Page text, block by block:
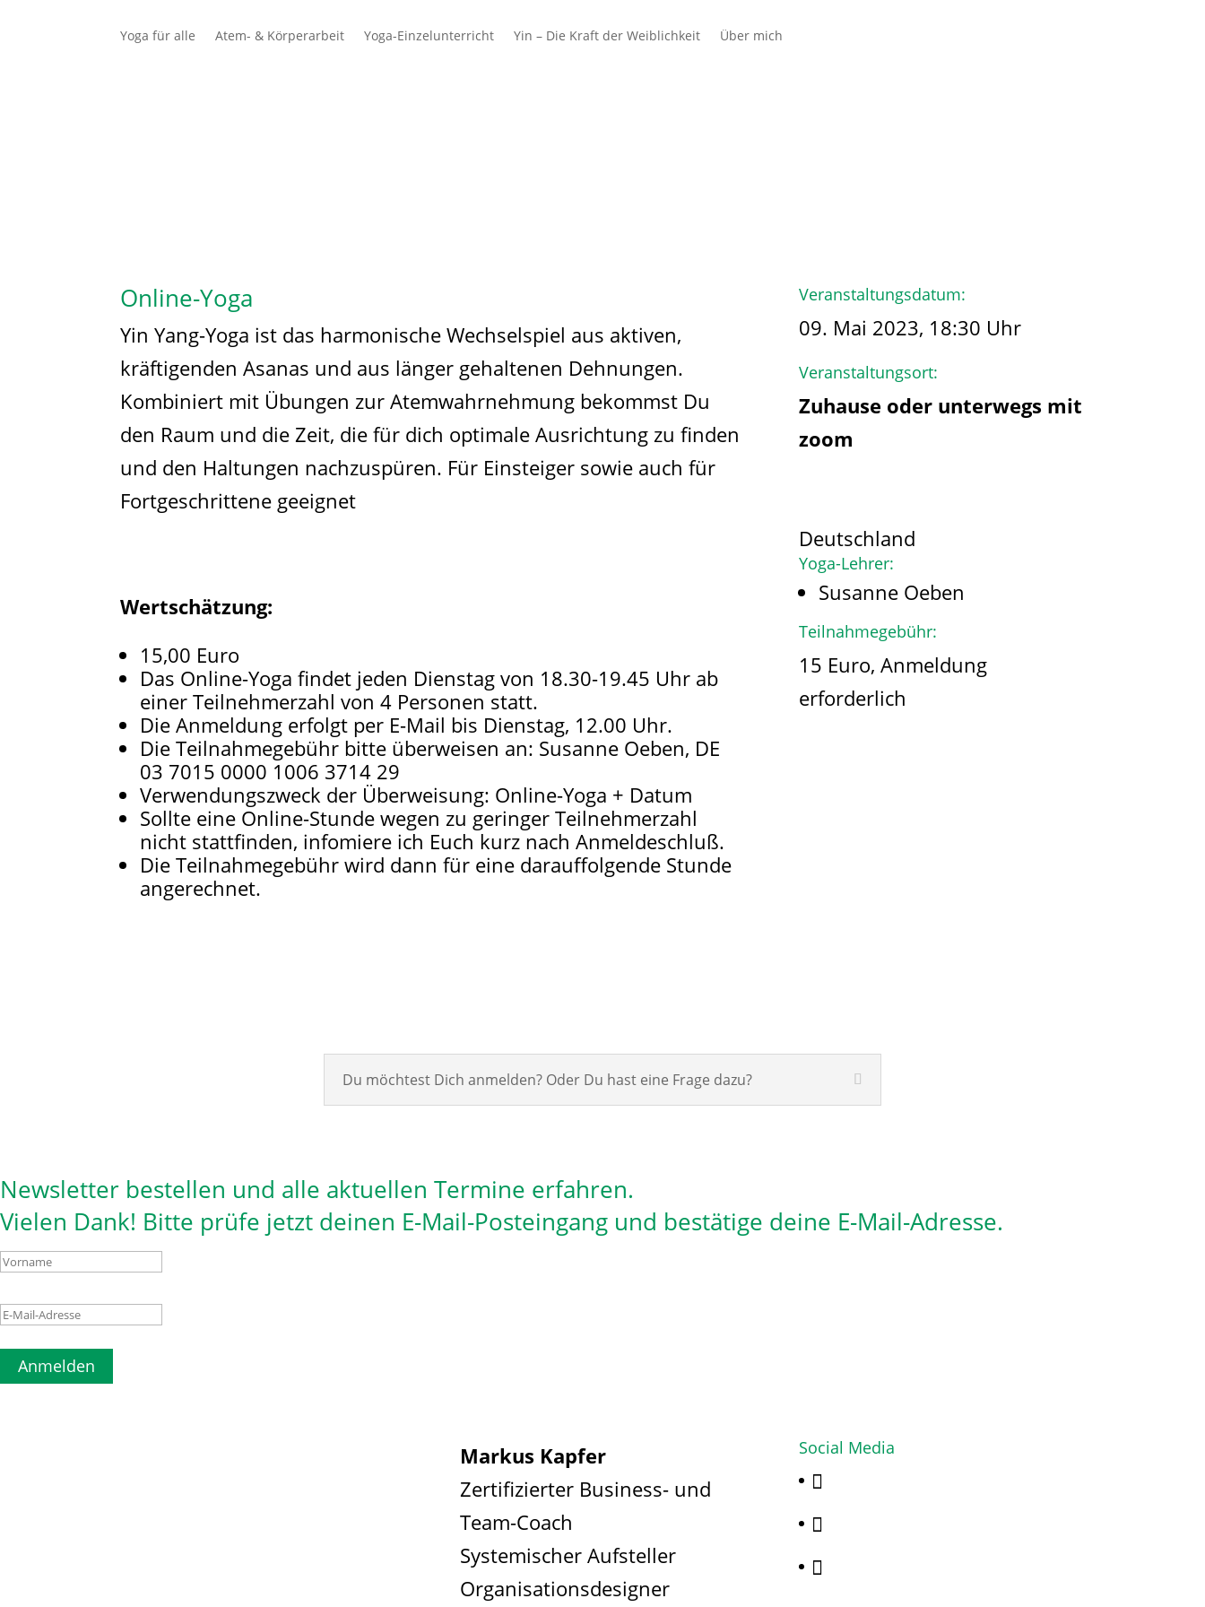
Yoga für alle Atem- & Körperarbeit Yoga-Einzelunterricht Yin – Die Kraft der Weiblichkeit Über mich
Online-Yoga
Yin Yang-Yoga ist das harmonische Wechselspiel aus aktiven,
kräftigenden Asanas und aus länger gehaltenen Dehnungen.
Kombiniert mit Übungen zur Atemwahrnehmung bekommst Du
den Raum und die Zeit, die für dich optimale Ausrichtung zu finden
und den Haltungen nachzuspüren. Für Einsteiger sowie auch für
Fortgeschrittene geeignet
Wertschätzung:
15,00 Euro
Das Online-Yoga findet jeden Dienstag von 18.30-19.45 Uhr ab
einer Teilnehmerzahl von 4 Personen statt.
Die Anmeldung erfolgt per E-Mail bis Dienstag, 12.00 Uhr.
Die Teilnahmegebühr bitte überweisen an: Susanne Oeben, DE
03 7015 0000 1006 3714 29​
Verwendungszweck der Überweisung: Online-Yoga + Datum
Sollte eine Online-Stunde wegen zu geringer Teilnehmerzahl
nicht stattfinden, infomiere ich Euch kurz nach Anmeldeschluß.
Die Teilnahmegebühr wird dann für eine darauffolgende Stunde
angerechnet.
Veranstaltungsdatum:
09. Mai 2023, 18:30 Uhr
Veranstaltungsort:
Zuhause oder unterwegs mit
zoom
Deutschland
Yoga-Lehrer:
Susanne Oeben
Teilnahmegebühr:
15 Euro, Anmeldung
erforderlich
Du möchtest Dich anmelden? Oder Du hast eine Frage dazu?
Newsletter bestellen und alle aktuellen Termine erfahren.
Vielen Dank! Bitte prüfe jetzt deinen E-Mail-Posteingang und bestätige deine E-Mail-Adresse.
Anmelden
Markus Kapfer
Zertifizierter Business- und
Team-Coach
Systemischer Aufsteller
Organisationsdesigner
Social Media


